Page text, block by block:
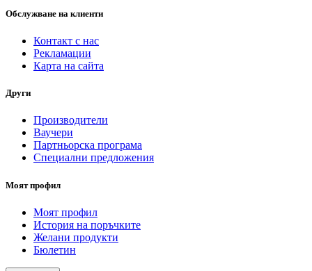
Обслужване на клиенти
Контакт с нас
Рекламации
Карта на сайта
Други
Производители
Ваучери
Партньорска програма
Специални предложения
Моят профил
Моят профил
История на поръчките
Желани продукти
Бюлетин